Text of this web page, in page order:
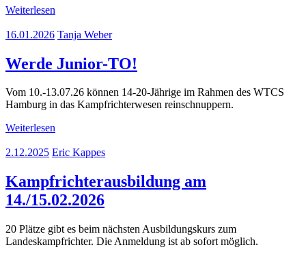
Weiterlesen
16.01.2026 Tanja Weber
Werde Junior-TO!
Vom 10.-13.07.26 können 14-20-Jährige im Rahmen des WTCS
Hamburg in das Kampfrichterwesen reinschnuppern.
Weiterlesen
2.12.2025 Eric Kappes
Kampfrichterausbildung am
14./15.02.2026
20 Plätze gibt es beim nächsten Ausbildungskurs zum
Landeskampfrichter. Die Anmeldung ist ab sofort möglich.